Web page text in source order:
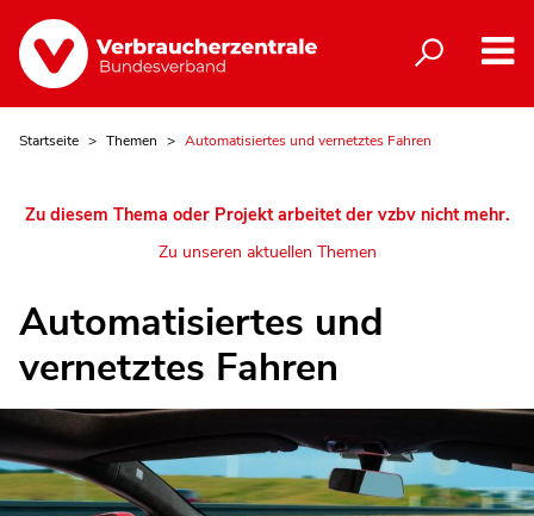
Startseite Themen Automatisiertes und vernetztes Fahren
Zu diesem Thema oder Projekt arbeitet der vzbv nicht mehr.
Zu unseren aktuellen Themen
Automatisiertes und
vernetztes Fahren